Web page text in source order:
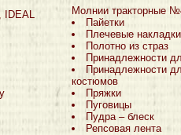
IDEAL
Молнии тракторные
Пайетки
Плечевые накладки
Полотно из страз
Принадлежности
Принадлежности
костюмов
Пряжки
Пуговицы
Пудра – блеск
Репсовая лента